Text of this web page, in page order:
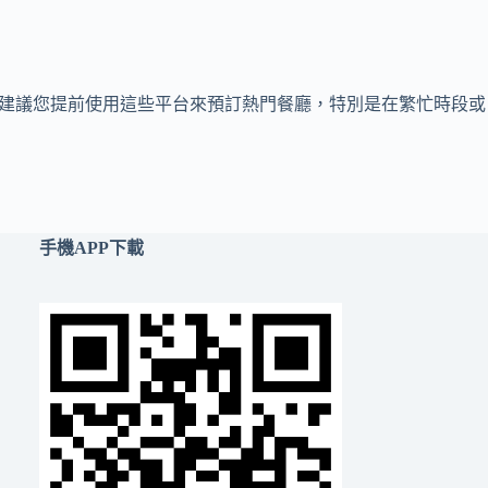
議您提前使用這些平台來預訂熱門餐廳，特別是在繁忙時段或
手機APP下載